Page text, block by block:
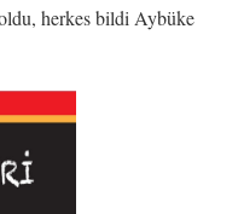
herkes bildi Aybüke